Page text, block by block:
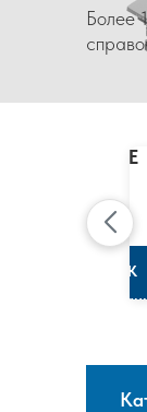
Более
CLAIRE
МАРИ
КЛЭР
К